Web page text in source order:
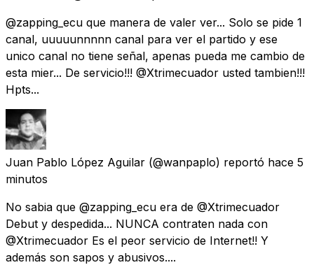
@zapping_ecu que manera de valer ver... Solo se pide 1
canal, uuuuunnnnn canal para ver el partido y ese
unico canal no tiene señal, apenas pueda me cambio de
esta mier... De servicio!!! @Xtrimecuador usted tambien!!!
Hpts...
Juan Pablo López Aguilar (@wanpaplo) reportó hace 5
minutos
No sabia que @zapping_ecu era de @Xtrimecuador
Debut y despedida... NUNCA contraten nada con
@Xtrimecuador Es el peor servicio de Internet!! Y
además son sapos y abusivos....